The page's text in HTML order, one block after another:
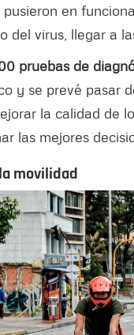
en
del virus, llegar a
pruebas de
y se prevé pasar
la calidad de
las mejores
movilidad